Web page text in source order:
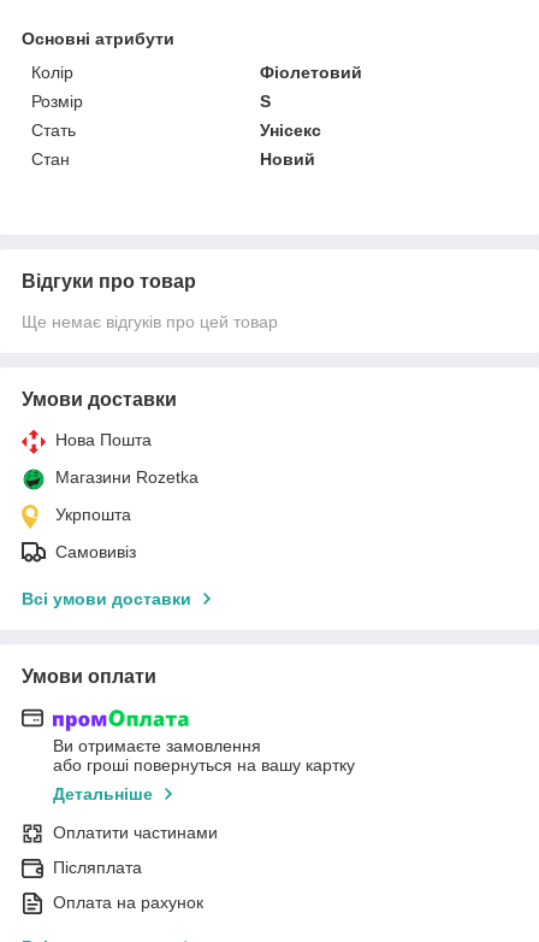
Основні атрибути
Колір
Фіолетовий
Розмір
S
Стать
Унісекс
Стан
Новий
Відгуки про товар
Ще немає відгуків про цей товар
Умови доставки
Нова Пошта
Магазини Rozetka
Укрпошта
Самовивіз
Всі умови доставки
Умови оплати
Ви отримаєте замовлення
або гроші повернуться на вашу картку
Детальніше
Оплатити частинами
Післяплата
Оплата на рахунок